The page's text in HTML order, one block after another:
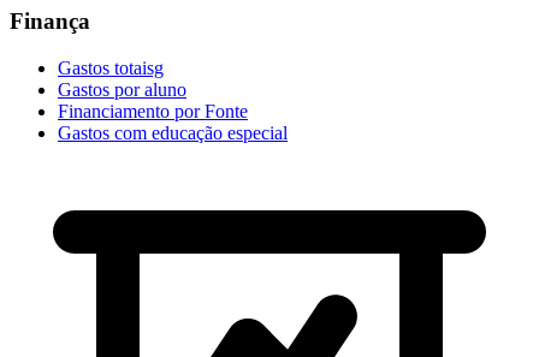
Finança
Gastos totaisg
Gastos por aluno
Financiamento por Fonte
Gastos com educação especial